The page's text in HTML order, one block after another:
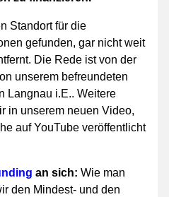
Standort für die
gefunden, gar nicht weit
Die Rede ist von der
unserem befreundeten
Langnau i.E.. Weitere
in unserem neuen Video,
auf YouTube veröffentlicht
an sich: Wie man
den Mindest- und den